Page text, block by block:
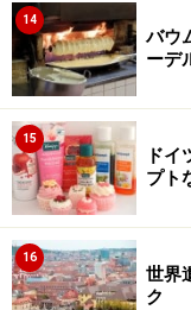
14
バウ
ーデ
15
ドイ
プト
16
世界
ク